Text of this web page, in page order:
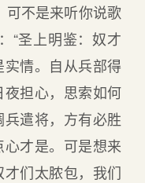
可不是来听你说歌
“圣上明鉴：奴才
情。自从兵部得
担心，思索如何
遣将，方有必胜
才是。可是想来
们太脓包，我们